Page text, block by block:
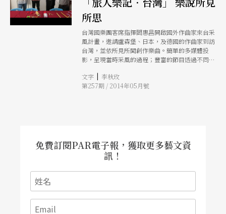
所思
台灣國樂團客席指揮閻惠昌開啟國外作曲家來台采
風計畫，邀請盧森堡、日本，及德國的作曲家到訪
台灣，並依所見所聞創作樂曲。簡單的多媒體投
影，呈現當時采風的過程；豐富的節目透過不同國
灣的人文民情。
文字 | 李秋玫
第257期 / 2014年05月號
免費訂閱PAR電子報，獲取更多藝文資
訊！